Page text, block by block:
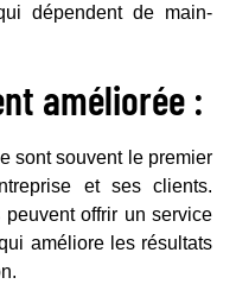
dépendent de main-
améliorée :
sont souvent le premier
et ses clients.
peuvent offrir un service
améliore les résultats